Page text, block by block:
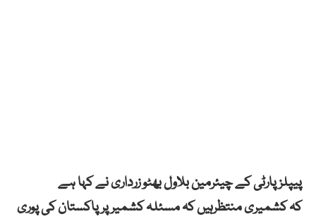
پیپلزپارٹی کے چیئرمین بلاول بھٹو زرداری نے کہا ہے
کہ کشمیری منتظرہیں کہ مسئلہ کشمیرپرپاکستان کی پوری